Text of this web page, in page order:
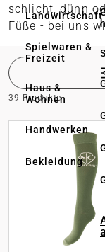
Landwirtschaft
Spielwaren &
Freizeit
Haus &
Wohnen
Handwerken
Bekleidung
schlicht, dünn
Füße - bei uns
39 Produkte